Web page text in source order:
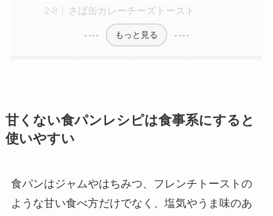
さば缶カレーチーズトースト
もっと見る
甘くない食パンレシピは食事系にすると
使いやすい
食パンはジャムやはちみつ、フレンチトーストの
ような甘い食べ方だけでなく、塩気やうま味のあ